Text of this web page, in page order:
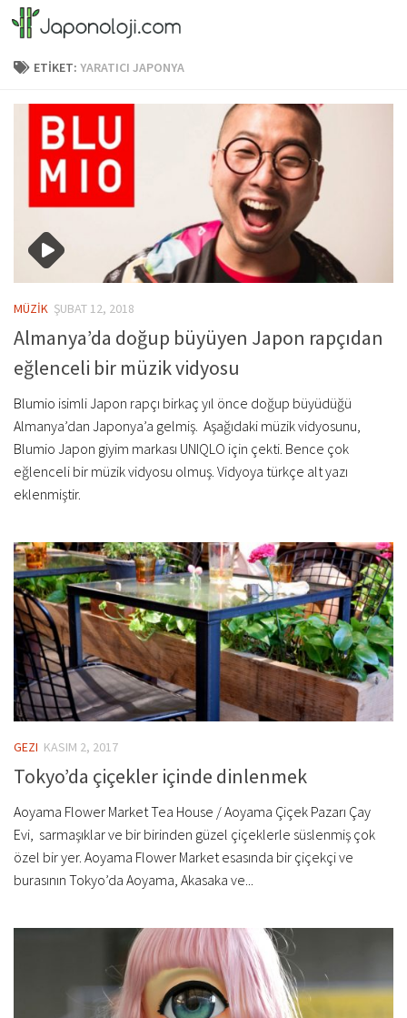
Skip to content
ETIKET: YARATICI JAPONYA
MÜZİK ŞUBAT 12, 2018
Almanya’da doğup büyüyen Japon rapçıdan
eğlenceli bir müzik vidyosu
Blumio isimli Japon rapçı birkaç yıl önce doğup büyüdüğü
Almanya’dan Japonya’a gelmiş. Aşağıdaki müzik vidyosunu,
Blumio Japon giyim markası UNIQLO için çekti. Bence çok
eğlenceli bir müzik vidyosu olmuş. Vidyoya türkçe alt yazı
eklenmiştir.
GEZI KASIM 2, 2017
Tokyo’da çiçekler içinde dinlenmek
Aoyama Flower Market Tea House / Aoyama Çiçek Pazarı Çay
Evi, sarmaşıklar ve bir birinden güzel çiçeklerle süslenmiş çok
özel bir yer. Aoyama Flower Market esasında bir çiçekçi ve
burasının Tokyo’da Aoyama, Akasaka ve...